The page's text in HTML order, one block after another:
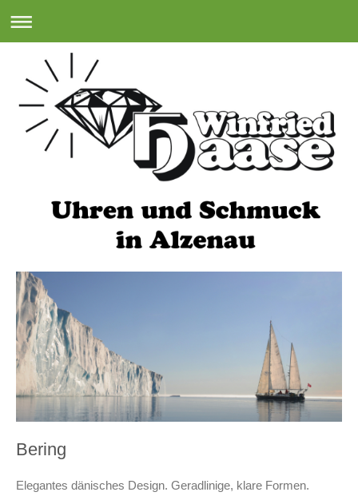
Bering
Elegantes dänisches Design. Geradlinige, klare Formen.